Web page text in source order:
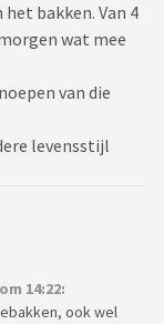
bakken. Van 4
wat mee
van die
levensstijl
14:22:
ook wel